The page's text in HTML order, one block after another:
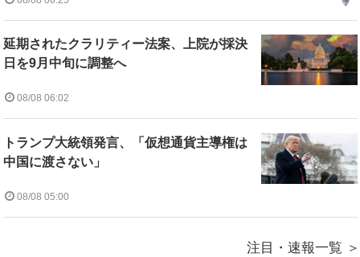
延期されたクラリティー法案、上院が採決
日を9月中旬に調整へ
08/08 06:02
トランプ大統領発言、「仮想通貨主導権は
中国に渡さない」
08/08 05:00
注目・速報一覧